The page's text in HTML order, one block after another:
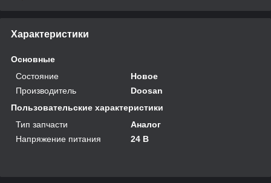
Характеристики
Основные
Состояние
Новое
Производитель
Doosan
Пользовательские характеристики
Тип запчасти
Аналог
Напряжение питания
24 В